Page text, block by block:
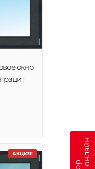
окно
АКЦИЯ!